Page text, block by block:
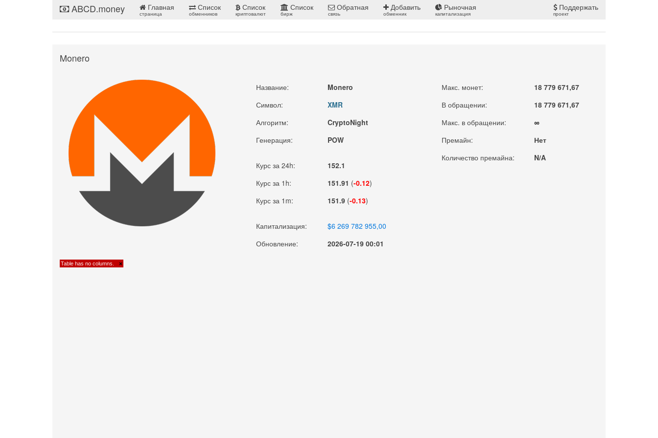
ABCD.money Главная
страница
Список
обменников
Список
криптовалют
Список
бирж
Обратная
связь
Добавить
обменник
Рыночная
капитализация
Поддержать
проект
Monero
Название:
Monero
Символ:
XMR
Алгоритм:
CryptoNight
Генерация:
POW
Курс за 24h:
152.1
Курс за 1h:
151.91 (-0.12)
Курс за 1m:
151.9 (-0.13)
Капитализация:
$6 269 782 955,00
Обновление:
2026-07-19 00:01
Макс. монет:
18 779 671,67
В обращении:
18 779 671,67
Макс. в обращении:
∞
Премайн:
Нет
Количество премайна:
N/A
Table has no columns. ×